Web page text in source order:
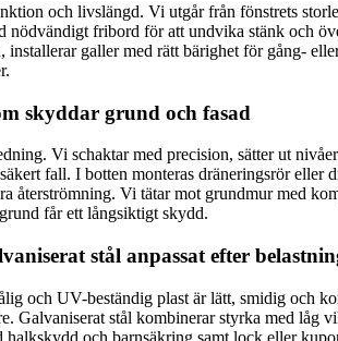
och livslängd. Vi utgår från fönstrets
nödvändigt fribord för att undvika stänk och
galler med rätt bärighet för gång-
skyddar grund och fasad
Vi schaktar med precision, sätter ut
fall. I botten monteras dräneringsrör
återströmning. Vi tätar mot grundmur med
får ett långsiktigt skydd.
stål anpassat efter
och UV-beständig plast är lätt, smidig och
Galvaniserat stål kombinerar styrka med
och barnsäkring samt lock eller